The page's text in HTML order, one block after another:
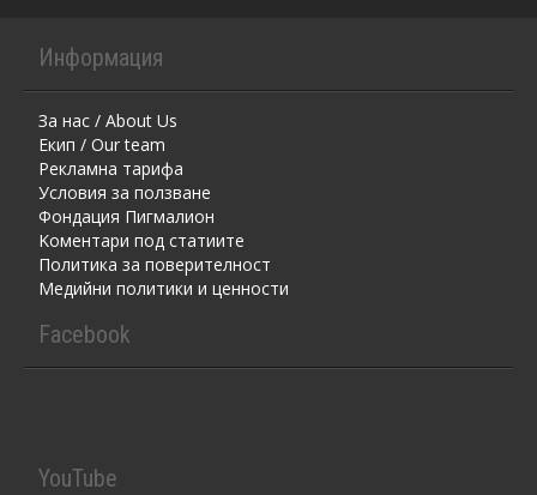
Информация
За нас / About Us
Екип / Our team
Рекламна тарифа
Условия за ползване
Фондация Пигмалион
Kоментaри под статиите
Политика за поверителност
Медийни политики и ценности
Facebook
YouTube